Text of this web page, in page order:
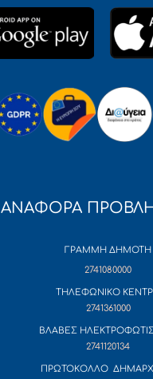
ΑΝΑΦΟΡΑ
ΓΡΑΜΜΗ ΔΗΜΟΤΗ
2741080000
ΤΗΛΕΦΩΝΙΚΟ
2741361000
ΒΛΑΒΕΣ
2741120134
ΠΡΩΤΟΚΟΛΛΟ